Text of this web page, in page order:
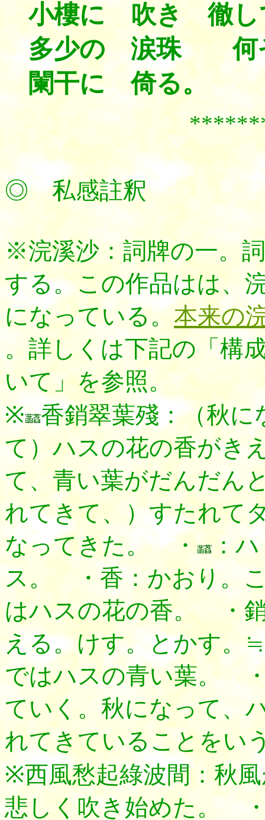
小樓に 吹き 徹
多少の 涙珠 何
闌干に 倚る。
◎ 私感註釈
※浣溪沙：詞牌の一。
する。この作品はは、
になっている。本来の
。詳しくは下記の「構
いて」を参照。
※ 香銷翠葉殘：（秋に
て）ハスの花の香がき
て、青い葉がだんだん
れてきて、）すたれて
なってきた。 ・ ：ハ
ス。 ・香：かおり。
はハスの花の香。 ・
える。けす。とかす。
ではハスの青い葉。
ていく。秋になって、
れてきていることをい
※西風愁起綠波間：秋
悲しく吹き始めた。